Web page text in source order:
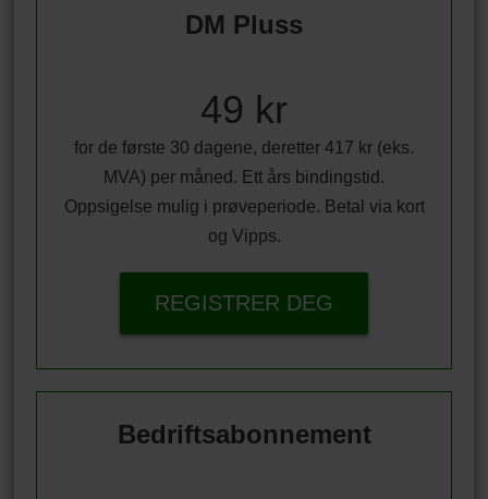
DM Pluss
49 kr
for de første 30 dagene, deretter 417 kr (eks.
MVA) per måned. Ett års bindingstid.
Oppsigelse mulig i prøveperiode. Betal via kort
og Vipps.
REGISTRER DEG
Bedriftsabonnement